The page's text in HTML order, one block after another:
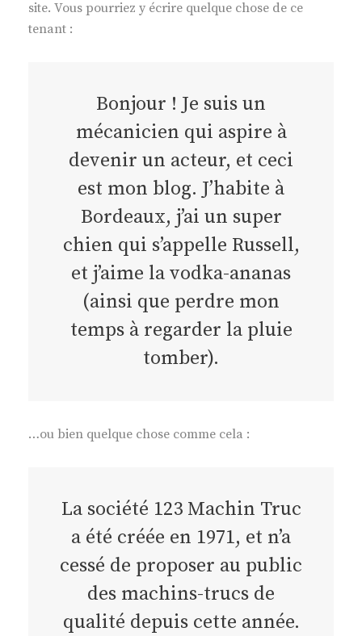
site. Vous pourriez y écrire quelque chose de ce
tenant :
Bonjour ! Je suis un
mécanicien qui aspire à
devenir un acteur, et ceci
est mon blog. J’habite à
Bordeaux, j’ai un super
chien qui s’appelle Russell,
et j’aime la vodka-ananas
(ainsi que perdre mon
temps à regarder la pluie
tomber).
…ou bien quelque chose comme cela :
La société 123 Machin Truc
a été créée en 1971, et n’a
cessé de proposer au public
des machins-trucs de
qualité depuis cette année.